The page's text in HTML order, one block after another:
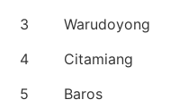
3
Warudoyong
4
Citamiang
5
Baros